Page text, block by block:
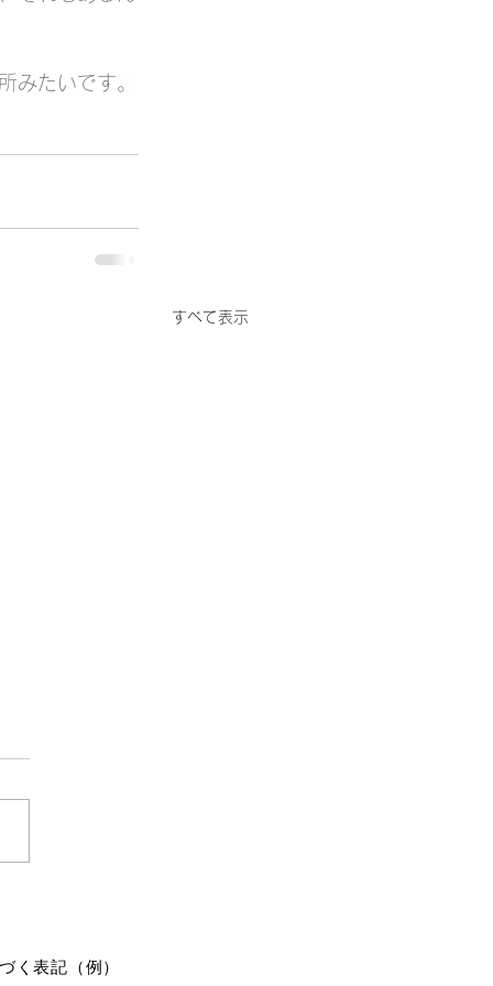
みたいです。
すべて表示
っと飼ってたんです。 卵
うしたら、すぐに獣に食
く表記（例）